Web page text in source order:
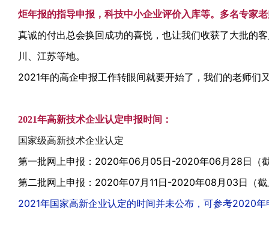
炬年报的指导申报，科技中小企业评价入库等。多名专家
真诚的付出总会换回成功的喜悦，也让我们收获了大批的
川、江苏等地。
2021年的高企申报工作转眼间就要开始了，我们的老师们
2021年高新技术企业认定申报时间：
国家级高新技术企业认定
第一批网上申报：2020年06月05日-2020年06月28日（
第二批网上申报：2020年07月11日-2020年08月03日（
2021年国家高新企业认定的时间并未公布，可参考2020年